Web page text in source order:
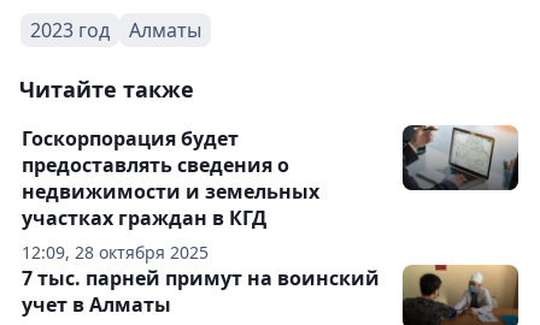
2023 год Алматы
Читайте также
12:09, 28 октября 2025
Госкорпорация будет
предоставлять сведения о
недвижимости и земельных
участках граждан в КГД
7 тыс. парней примут на воинский
учет в Алматы